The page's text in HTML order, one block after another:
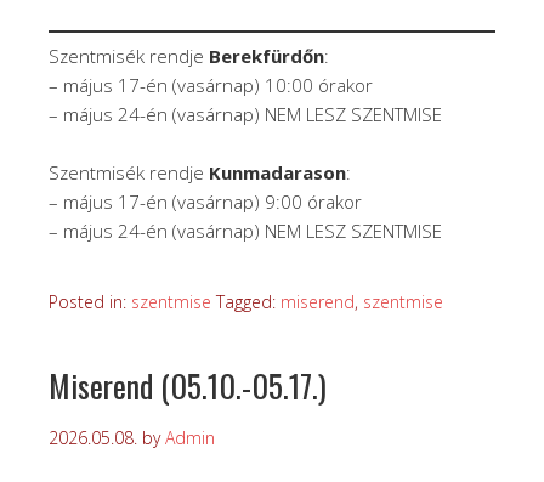
Szentmisék rendje Berekfürdőn:
– május 17-én (vasárnap) 10:00 órakor
– május 24-én (vasárnap) NEM LESZ SZENTMISE
Szentmisék rendje Kunmadarason:
– május 17-én (vasárnap) 9:00 órakor
– május 24-én (vasárnap) NEM LESZ SZENTMISE
Posted in: szentmise Tagged: miserend, szentmise
Miserend (05.10.-05.17.)
2026.05.08. byAdmin